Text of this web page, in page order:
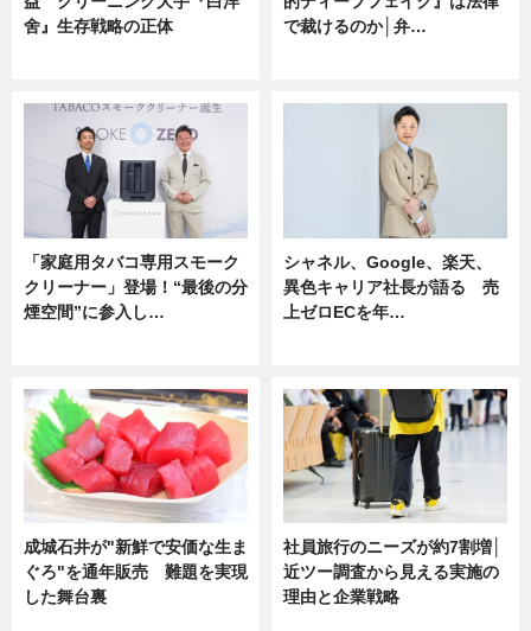
舍』生存戦略の正体
で裁けるのか│弁…
「家庭用タバコ専用スモーク
クリーナー」登場！“最後の分
煙空間”に参入し…
シャネル、Google、楽天、
異色キャリア社長が語る 売
上ゼロECを年…
成城石井が"新鮮で安価な生ま
ぐろ"を通年販売 難題を実現
した舞台裏
社員旅行のニーズが約7割増│
近ツー調査から見える実施の
理由と企業戦略